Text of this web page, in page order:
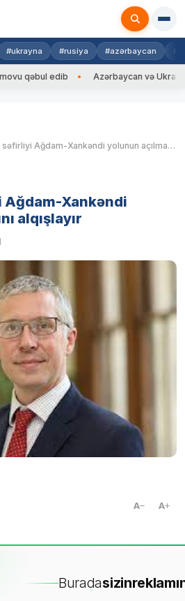
#ukrayna #rusiya #azərbaycan
edib Azərbaycan və Ukrayna XİN
Britaniya səfirliyi Ağdam-Xankəndi yolunun açılmasını alqışlayır
Xankəndi
alqışlayır
A A
Buradasizin